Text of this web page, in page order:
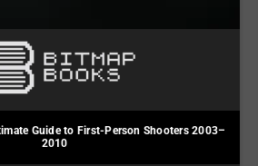
Guide to First-Person Shooters 2003–
2010